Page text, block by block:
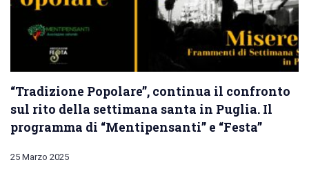
“Tradizione Popolare”, continua il confronto
sul rito della settimana santa in Puglia. Il
programma di “Mentipensanti” e “Festa”
25 Marzo 2025